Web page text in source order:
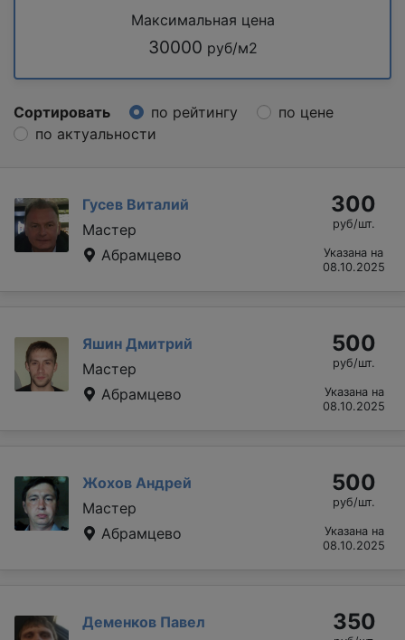
Максимальная цена
30000 руб/м2
Сортировать по рейтингу
по цене
по актуальности
Гусев Виталий
Мастер
Абрамцево
300
руб/шт.
Указана на
08.10.2025
Яшин Дмитрий
Мастер
Абрамцево
500
руб/шт.
Указана на
08.10.2025
Жохов Андрей
Мастер
Абрамцево
500
руб/шт.
Указана на
08.10.2025
Деменков Павел
350